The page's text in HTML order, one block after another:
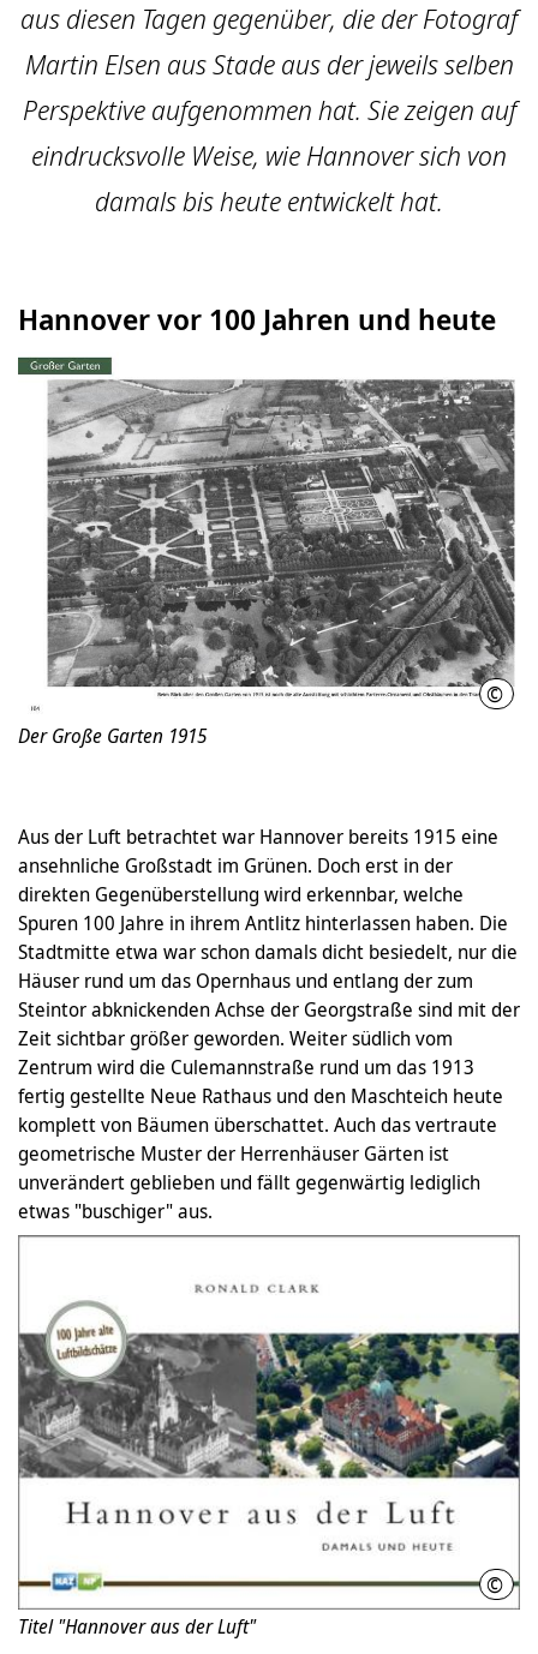
aus diesen Tagen gegenüber, die der Fotograf
Martin Elsen aus Stade aus der jeweils selben
Perspektive aufgenommen hat. Sie zeigen auf
eindrucksvolle Weise, wie Hannover sich von
damals bis heute entwickelt hat.
Hannover vor 100 Jahren und heute
©
Der Große Garten 1915
Aus der Luft betrachtet war Hannover bereits 1915 eine
ansehnliche Großstadt im Grünen. Doch erst in der
direkten Gegenüberstellung wird erkennbar, welche
Spuren 100 Jahre in ihrem Antlitz hinterlassen haben. Die
Stadtmitte etwa war schon damals dicht besiedelt, nur die
Häuser rund um das Opernhaus und entlang der zum
Steintor abknickenden Achse der Georgstraße sind mit der
Zeit sichtbar größer geworden. Weiter südlich vom
Zentrum wird die Culemannstraße rund um das 1913
fertig gestellte Neue Rathaus und den Maschteich heute
komplett von Bäumen überschattet. Auch das vertraute
geometrische Muster der Herrenhäuser Gärten ist
unverändert geblieben und fällt gegenwärtig lediglich
etwas "buschiger" aus.
©
Titel "Hannover aus der Luft"